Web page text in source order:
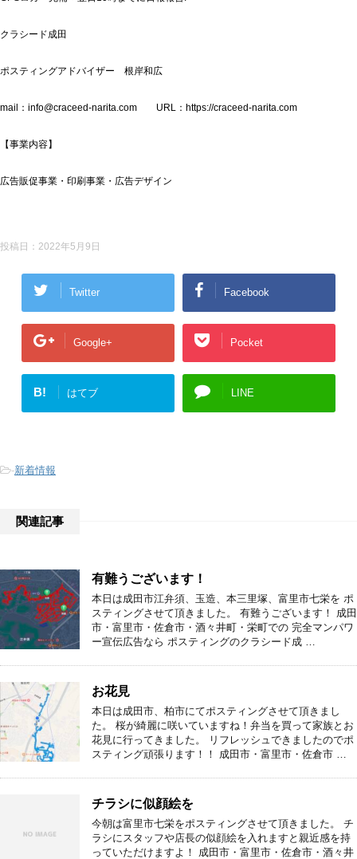
クラシード成田
ポスティングアドバイザー 根岸和広
mail：info@craceed-narita.com URL：https://craceed-narita.com
【事業内容】
広告販促事業・印刷事業・広告デザイン
投稿日： 2022年5月9日
Twitter Facebook
Google+ Pocket
B! はてブ LINE
-新着情報
関連記事
有難うございます！
本日は成田市江弁須、玉造、本三里塚、富里市七栄を ポ
スティングさせて頂きました。 有難うございます！ 成田
市・富里市・佐倉市・酒々井町・栄町での 完全マンパワ
ー宣伝広告なら ポスティングのクラシード成 …
お花見
本日は成田市、柏市にてポスティングさせて頂きまし
た。 桜が綺麗に咲いていますね！弁当を買って家族とお
花見に行ってきました。 リフレッシュできましたのでポ
スティング頑張ります！！ 成田市・富里市・佐倉市 …
チラシに似顔絵を
今朝は富里市七栄をポスティングさせて頂きました。 チ
ラシにスタッフや店長の似顔絵を入れますと親近感を持
っていただけますよ！ 成田市・富里市・佐倉市・酒々井